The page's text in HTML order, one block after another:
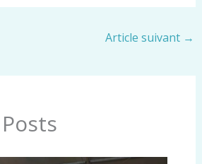
Article suivant →